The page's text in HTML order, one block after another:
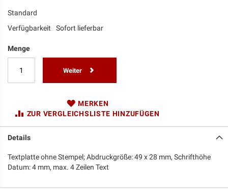
Standard
Verfügbarkeit
Sofort lieferbar
Menge
Weiter
MERKEN
ZUR VERGLEICHSLISTE HINZUFÜGEN
Details
Textplatte ohne Stempel; Abdruckgröße: 49 x 28 mm, Schrifthöhe
Datum: 4 mm, max. 4 Zeilen Text